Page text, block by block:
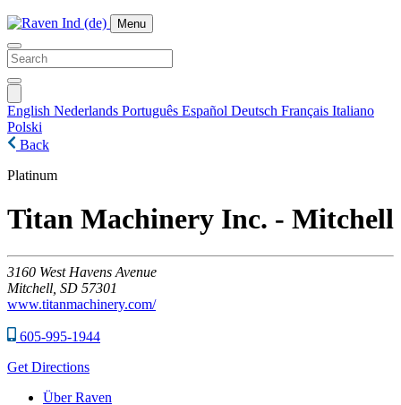
Menu
English Nederlands Português Español Deutsch Français Italiano
Polski
Back
Platinum
Titan Machinery Inc. - Mitchell
3160 West Havens Avenue
Mitchell, SD 57301
www.titanmachinery.com/
605-995-1944
Get Directions
Über Raven